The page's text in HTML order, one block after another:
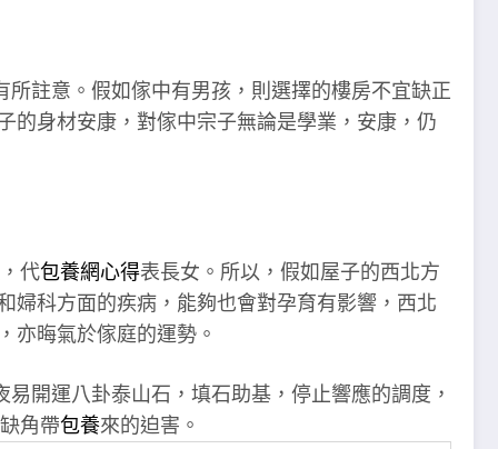
註意。假如傢中有男孩，則選擇的樓房不宜缺正
的身材安康，對傢中宗子無論是學業，安康，仍
代包養網心得表長女。所以，假如屋子的西北方
婦科方面的疾病，能夠也會對孕育有影響，西北
亦晦氣於傢庭的運勢。
開運八卦泰山石，填石助基，停止響應的調度，
缺角帶包養來的迫害。